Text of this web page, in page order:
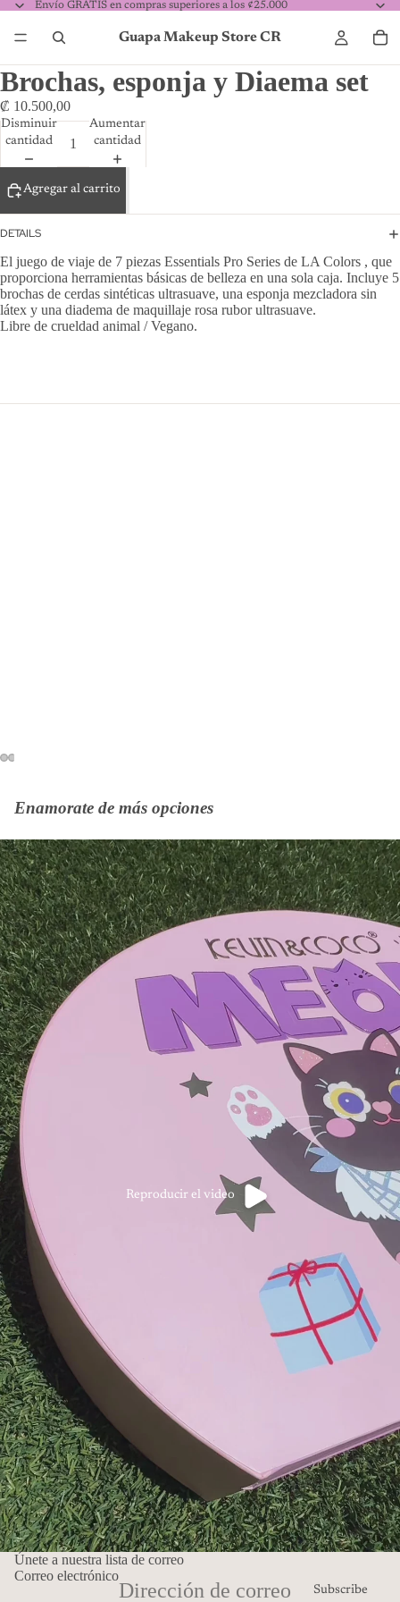
Envío GRATIS en compras superiores a los ¢25.000
Guapa Makeup Store CR
Brochas, esponja y Diaema set
₡ 10.500,00
Disminuir
cantidad
Aumentar
cantidad
Agregar al carrito
DETAILS
El juego de viaje de 7 piezas Essentials Pro Series de LA Colors , que
proporciona herramientas básicas de belleza en una sola caja. Incluye 5
brochas de cerdas sintéticas ultrasuave, una esponja mezcladora sin
látex y una diadema de maquillaje rosa rubor ultrasuave.
Libre de crueldad animal / Vegano.
Enamorate de más opciones
Reproducir el video
Únete a nuestra lista de correo
Correo electrónico
Subscribe